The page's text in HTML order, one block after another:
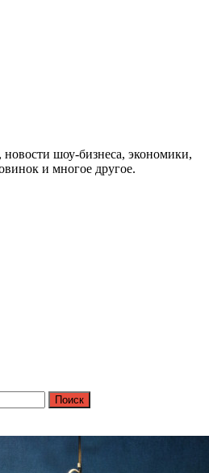
шоу-бизнеса, экономики,
и многое другое.